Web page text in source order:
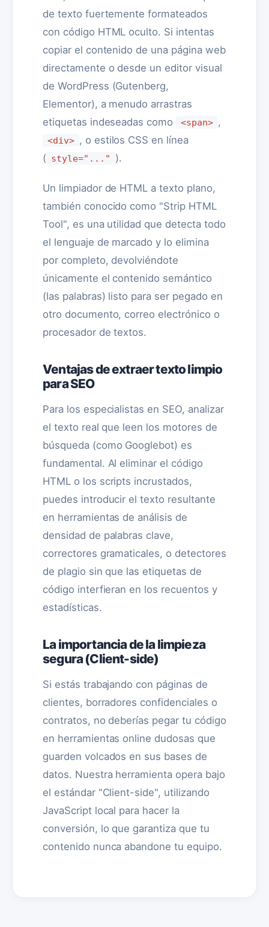
de texto fuertemente formateados
con código HTML oculto. Si intentas
copiar el contenido de una página web
directamente o desde un editor visual
de WordPress (Gutenberg,
Elementor), a menudo arrastras
etiquetas indeseadas como
<span> ,
<div> , o estilos CSS en línea
( style="..." ).
Un limpiador de HTML a texto plano,
también conocido como "Strip HTML
Tool", es una utilidad que detecta todo
el lenguaje de marcado y lo elimina
por completo, devolviéndote
únicamente el contenido semántico
(las palabras) listo para ser pegado en
otro documento, correo electrónico o
procesador de textos.
Ventajas de extraer texto limpio
para SEO
Para los especialistas en SEO, analizar
el texto real que leen los motores de
búsqueda (como Googlebot) es
fundamental. Al eliminar el código
HTML o los scripts incrustados,
puedes introducir el texto resultante
en herramientas de análisis de
densidad de palabras clave,
correctores gramaticales, o detectores
de plagio sin que las etiquetas de
código interfieran en los recuentos y
estadísticas.
La importancia de la limpieza
segura (Client-side)
Si estás trabajando con páginas de
clientes, borradores confidenciales o
contratos, no deberías pegar tu código
en herramientas online dudosas que
guarden volcados en sus bases de
datos. Nuestra herramienta opera bajo
el estándar "Client-side", utilizando
JavaScript local para hacer la
conversión, lo que garantiza que tu
contenido nunca abandone tu equipo.